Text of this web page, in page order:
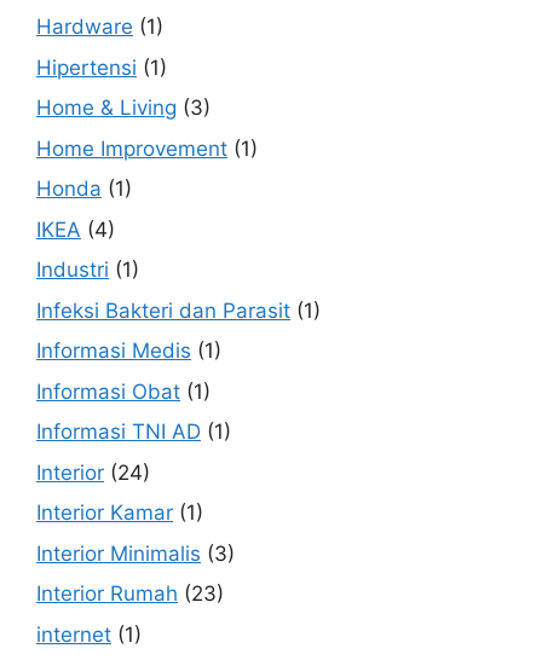
Hardware (1)
Hipertensi (1)
Home & Living (3)
Home Improvement (1)
Honda (1)
IKEA (4)
Industri (1)
Infeksi Bakteri dan Parasit (1)
Informasi Medis (1)
Informasi Obat (1)
Informasi TNI AD (1)
Interior (24)
Interior Kamar (1)
Interior Minimalis (3)
Interior Rumah (23)
internet (1)